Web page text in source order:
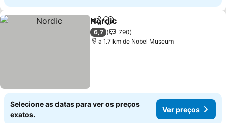
PartilharAdicionar aos favoritos
Nordic
6,7
790
a 1.7 km de Nobel Museum
Selecione as datas para ver os preços
exatos.
Ver preços